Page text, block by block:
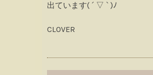
出ています( ´ ▽ ` )ﾉ
CLOVER